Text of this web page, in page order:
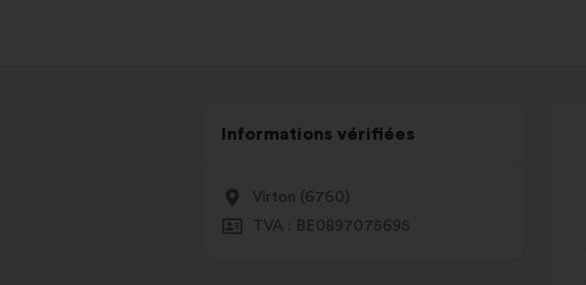
Informations vérifiées
Virton (6760)
TVA : BE0897075695